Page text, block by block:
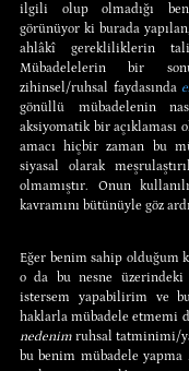
ilgili olup olmadığı
görünüyor ki burada
ahlâkî gerekliliklerin
Mübadelelerin bir
zihinsel/ruhsal faydasında
gönüllü mübadelenin
aksiyomatik bir açıklaması
amacı hiçbir zaman bu
siyasal olarak
olmamıştır. Onun
kavramını bütünüyle göz
Eğer benim sahip olduğum
o da bu nesne üzerindeki
istersem yapabilirim ve
nedenim ruhsal tatminimi/
bu benim mübadele yapma